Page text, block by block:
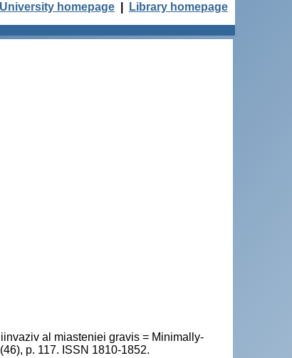
University homepage Library homepage
al miasteniei gravis = Minimally-
p. 117. ISSN 1810-1852.